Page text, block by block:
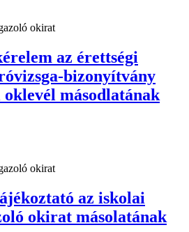
okirat
az érettségi
bizonyítvány
oklevél másodlatának
okirat
az iskolai
okirat másolatának